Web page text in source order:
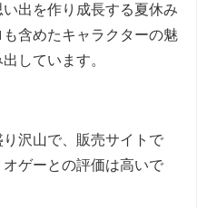
出を作り成長する夏休み
も含めたキャラクターの魅
しています。
沢山で、販売サイトで
オゲーとの評価は高いで